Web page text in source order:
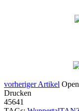
vorheriger Artikel
Drucken
45641